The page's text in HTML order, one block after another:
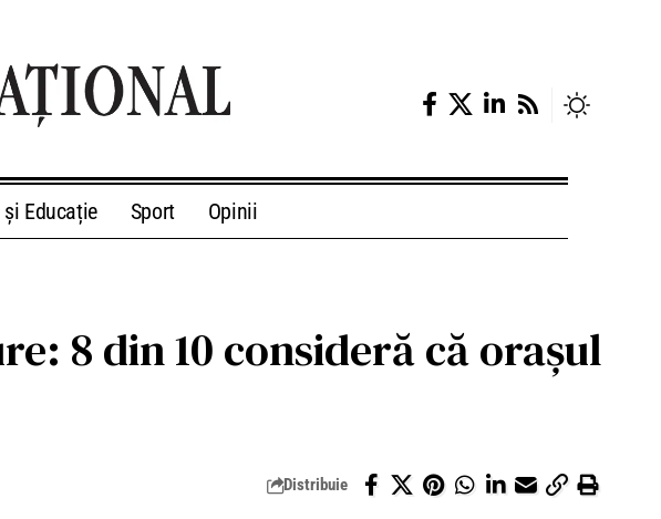
Educație Sport Opinii
8 din 10 consideră că orașul
Distribuie